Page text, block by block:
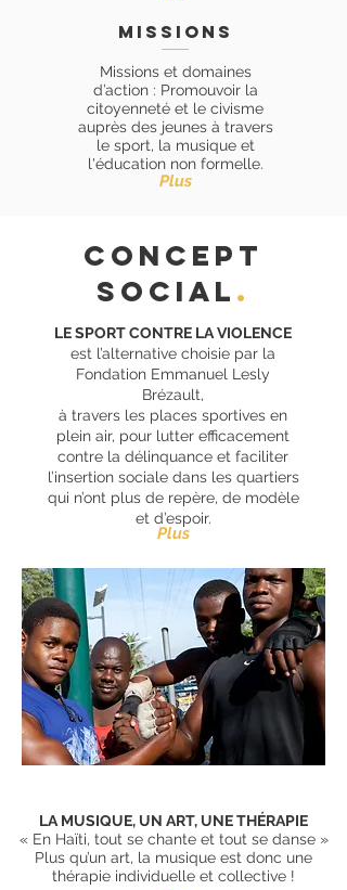
missions
Missions et domaines
d’action : Promouvoir la
citoyenneté et le civisme
auprès des jeunes à travers
le sport, la musique et
l'éducation non formelle.
Plus
concept
SOCIAL .
LE SPORT CONTRE LA VIOLENCE
est l’alternative choisie par la
Fondation Emmanuel Lesly
Brézault,
à travers les places sportives en
plein air, pour lutter efficacement
contre la délinquance et faciliter
l’insertion sociale dans les quartiers
qui n’ont plus de repère, de modèle
et d’espoir.
Plus
LA MUSIQUE, UN ART, UNE THÉRAPIE
« En Haïti, tout se chante et tout se danse »
Plus qu’un art, la musique est donc une
thérapie individuelle et collective !